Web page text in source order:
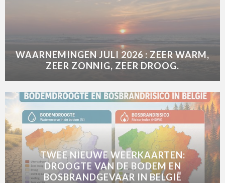
WAARNEMINGEN JULI 2026 : ZEER WARM,
ZEER ZONNIG, ZEER DROOG.
TWEE NIEUWE WEERKAARTEN:
DROOGTE VAN DE BODEM EN
BOSBRANDGEVAAR IN BELGIË